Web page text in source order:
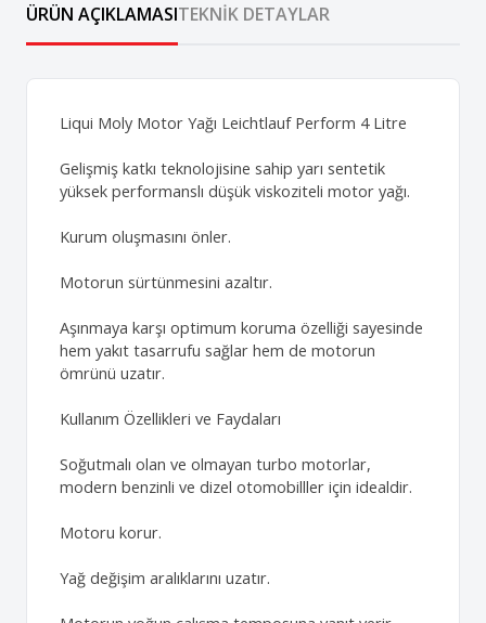
ÜRÜN AÇIKLAMASITEKNIK DETAYLAR
Liqui Moly Motor Yağı Leichtlauf Perform 4 Litre
Gelişmiş katkı teknolojisine sahip yarı sentetik
yüksek performanslı düşük viskoziteli motor yağı.
Kurum oluşmasını önler.
Motorun sürtünmesini azaltır.
Aşınmaya karşı optimum koruma özelliği sayesinde
hem yakıt tasarrufu sağlar hem de motorun
ömrünü uzatır.
Kullanım Özellikleri ve Faydaları
Soğutmalı olan ve olmayan turbo motorlar,
modern benzinli ve dizel otomobilller için idealdir.
Motoru korur.
Yağ değişim aralıklarını uzatır.